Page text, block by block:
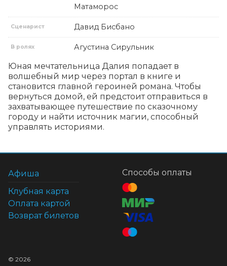
Матаморос
Сценарист Давид Бисбано
В ролях Агустина Сирульник
Юная мечтательница Далия попадает в
волшебный мир через портал в книге и
становится главной героиней романа. Чтобы
вернуться домой, ей предстоит отправиться в
захватывающее путешествие по сказочному
городу и найти источник магии, способный
управлять историями.
Афиша
Клубная карта
Оплата картой
Возврат билетов
Способы оплаты
© 2026